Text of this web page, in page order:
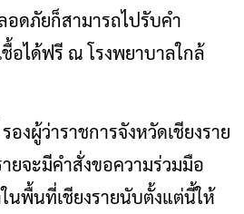
อดภัยก็สามารถไปรับคำ
อได้ฟรี ณ โรงพยาบาลใกล้
งผู้ว่าราชการจังหวัดเชียงราย
ายจะมีคำสั่งขอความร่วมมือ
นพื้นที่เชียงรายนับตั้งแต่นี้ให้